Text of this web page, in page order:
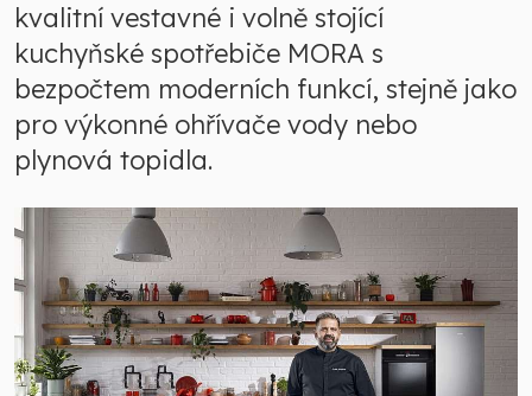
kvalitní vestavné i volně stojící
kuchyňské spotřebiče MORA s
bezpočtem moderních funkcí, stejně jako
pro výkonné ohřívače vody nebo
plynová topidla.